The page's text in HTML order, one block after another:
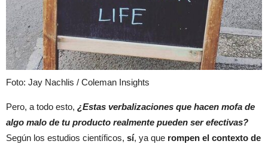
Foto: Jay Nachlis / Coleman Insights
Pero, a todo esto, ¿Estas verbalizaciones que hacen mofa de
algo malo de tu producto realmente pueden ser efectivas?
Según los estudios científicos, sí, ya que rompen el contexto de